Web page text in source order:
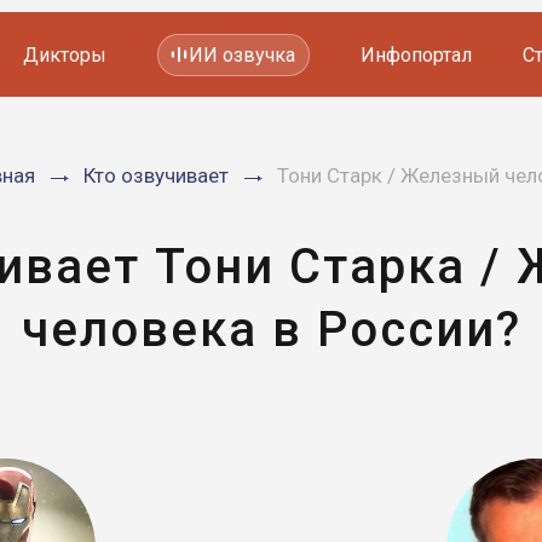
Мультфильмов
Дикторы ИИ озвучка Инфопортал
Кто озвучивает Тони Старк / Железный
Тони Старка /
человека в России?